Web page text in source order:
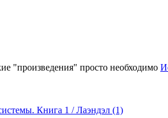
"произведения" просто необходимо
Книга 1 / Лаэндэл (1)